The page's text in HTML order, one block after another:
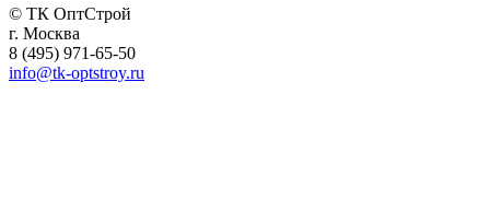
© ТК ОптСтрой
г. Москва
8 (495) 971-65-50
info@tk-optstroy.ru